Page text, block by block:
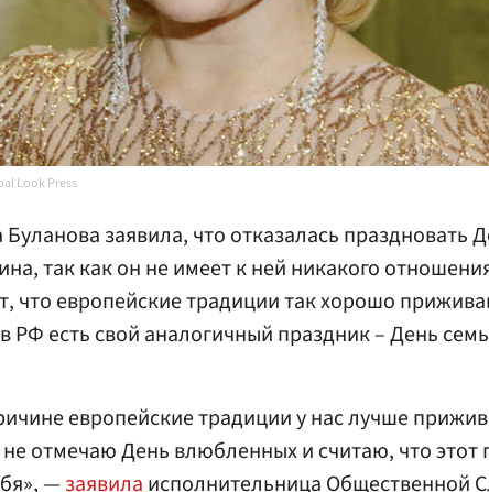
Look Press
заявила, что отказалась праздновать
так как он не имеет к ней никакого
что европейские традиции так хорошо
РФ есть свой аналогичный праздник – День
европейские традиции у нас лучше
отмечаю День влюбленных и считаю, что этот
—заявилаисполнительница Общественной